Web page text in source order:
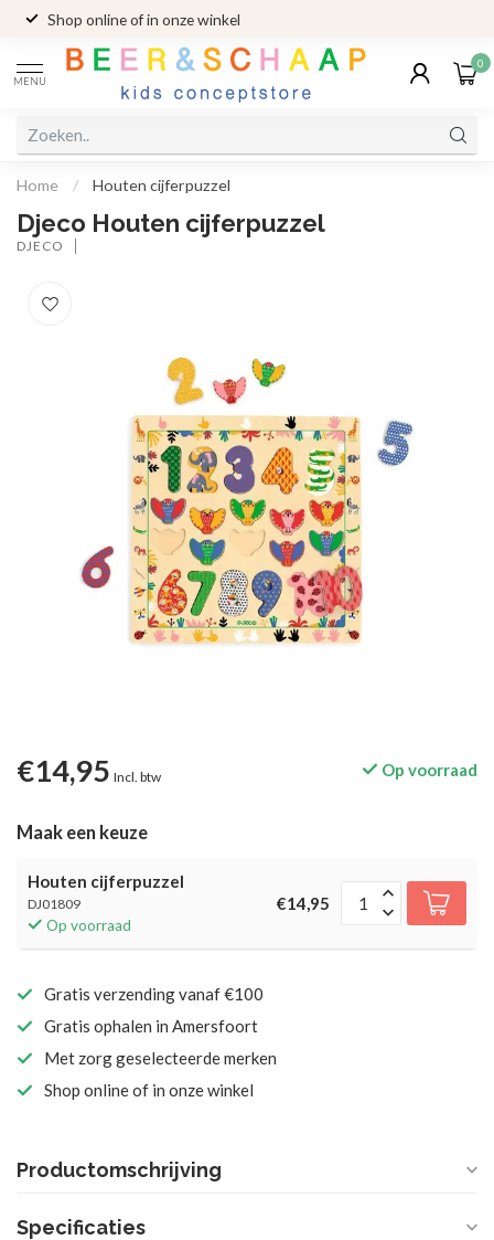
Shop online of in onze winkel
MENU
0
Home / Houten cijferpuzzel
Djeco Houten cijferpuzzel
DJECO
€14,95 Incl. btw Op voorraad
Maak een keuze
Houten cijferpuzzel
DJ01809
Op voorraad
€14,95
Gratis verzending vanaf €100
Gratis ophalen in Amersfoort
Met zorg geselecteerde merken
Shop online of in onze winkel
Productomschrijving
Specificaties